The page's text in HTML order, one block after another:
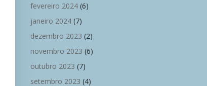
fevereiro 2024 (6)
janeiro 2024 (7)
dezembro 2023 (2)
novembro 2023 (6)
outubro 2023 (7)
setembro 2023 (4)